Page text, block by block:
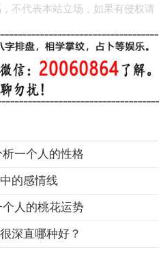
不代表本站立场，如果有侵权请
一个人的性格
的感情线
人的桃花运势
深直哪种好？